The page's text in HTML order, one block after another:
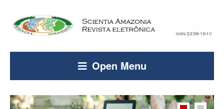
Open Menu